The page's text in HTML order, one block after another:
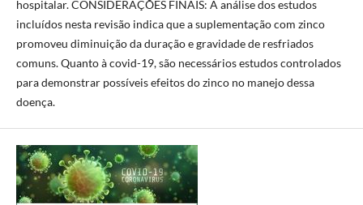
hospitalar. CONSIDERAÇÕES FINAIS: A análise dos estudos
incluídos nesta revisão indica que a suplementação com zinco
promoveu diminuição da duração e gravidade de resfriados
comuns. Quanto à covid-19, são necessários estudos controlados
para demonstrar possíveis efeitos do zinco no manejo dessa
doença.